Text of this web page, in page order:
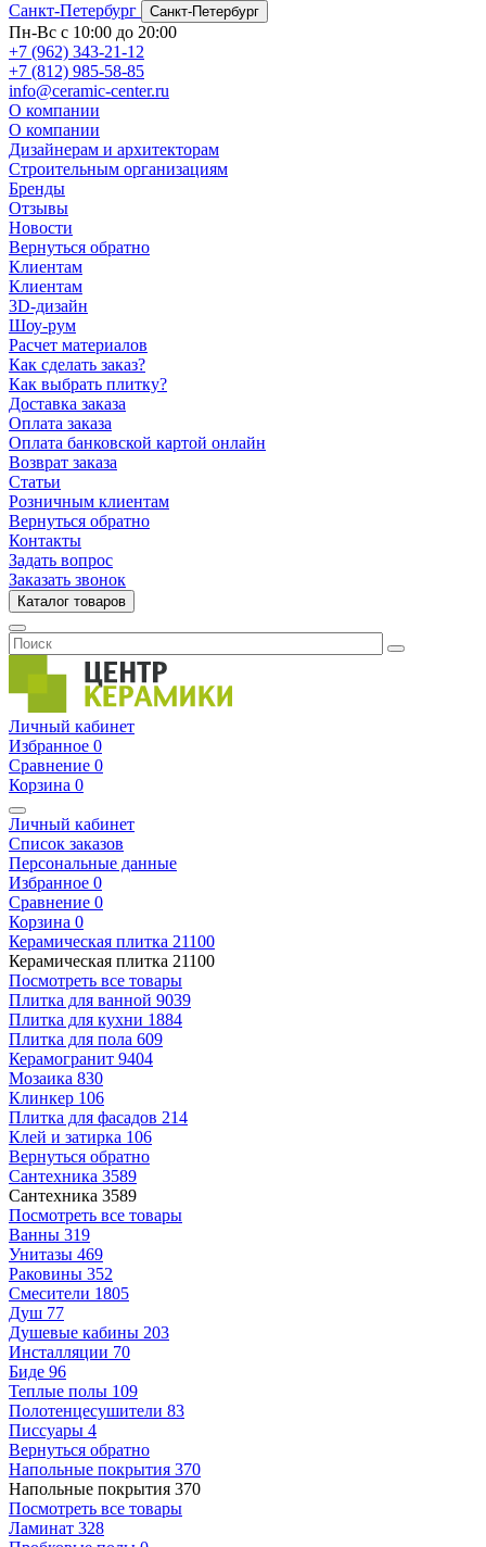
Санкт-Петербург
Санкт-Петербург
Пн-Вс с 10:00 до 20:00
+7 (962) 343-21-12
+7 (812) 985-58-85
info@ceramic-center.ru
О компании
О компании
Дизайнерам и архитекторам
Строительным организациям
Бренды
Отзывы
Новости
Вернуться обратно
Клиентам
Клиентам
3D-дизайн
Шоу-рум
Расчет материалов
Как сделать заказ?
Как выбрать плитку?
Доставка заказа
Оплата заказа
Оплата банковской картой онлайн
Возврат заказа
Статьи
Розничным клиентам
Вернуться обратно
Контакты
Задать вопрос
Заказать звонок
Каталог товаров
Личный кабинет
Избранное 0
Сравнение 0
Корзина 0
Личный кабинет
Список заказов
Персональные данные
Избранное 0
Сравнение 0
Корзина 0
Керамическая плитка 21100
Керамическая плитка 21100
Посмотреть все товары
Плитка для ванной 9039
Плитка для кухни 1884
Плитка для пола 609
Керамогранит 9404
Мозаика 830
Клинкер 106
Плитка для фасадов 214
Клей и затирка 106
Вернуться обратно
Сантехника 3589
Сантехника 3589
Посмотреть все товары
Ванны 319
Унитазы 469
Раковины 352
Смесители 1805
Душ 77
Душевые кабины 203
Инсталляции 70
Биде 96
Теплые полы 109
Полотенцесушители 83
Писсуары 4
Вернуться обратно
Напольные покрытия 370
Напольные покрытия 370
Посмотреть все товары
Ламинат 328